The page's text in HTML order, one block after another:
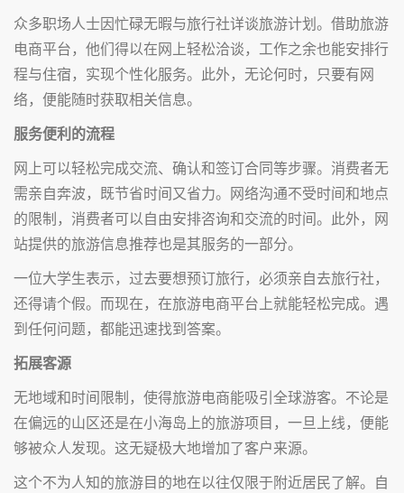
众多职场人士因忙碌无暇与旅行社详谈旅游计划。借助旅游
电商平台，他们得以在网上轻松洽谈，工作之余也能安排行
程与住宿，实现个性化服务。此外，无论何时，只要有网
络，便能随时获取相关信息。
服务便利的流程
网上可以轻松完成交流、确认和签订合同等步骤。消费者无
需亲自奔波，既节省时间又省力。网络沟通不受时间和地点
的限制，消费者可以自由安排咨询和交流的时间。此外，网
站提供的旅游信息推荐也是其服务的一部分。
一位大学生表示，过去要想预订旅行，必须亲自去旅行社，
还得请个假。而现在，在旅游电商平台上就能轻松完成。遇
到任何问题，都能迅速找到答案。
拓展客源
无地域和时间限制，使得旅游电商能吸引全球游客。不论是
在偏远的山区还是在小海岛上的旅游项目，一旦上线，便能
够被众人发现。这无疑极大地增加了客户来源。
这个不为人知的旅游目的地在以往仅限于附近居民了解。自